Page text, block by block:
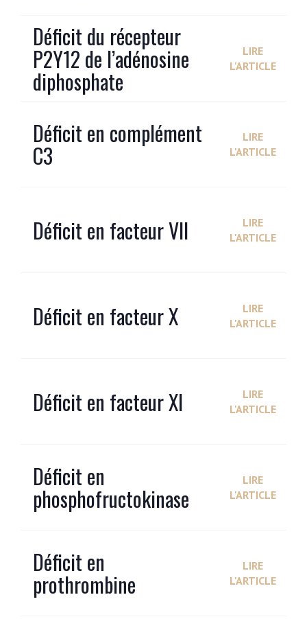
Déficit du récepteur
P2Y12 de l’adénosine
diphosphate
LIRE
L'ARTICLE
Déficit en complément
C3
LIRE
L'ARTICLE
Déficit en facteur VII
LIRE
L'ARTICLE
Déficit en facteur X
LIRE
L'ARTICLE
Déficit en facteur XI
LIRE
L'ARTICLE
Déficit en
phosphofructokinase
LIRE
L'ARTICLE
Déficit en
prothrombine
LIRE
L'ARTICLE